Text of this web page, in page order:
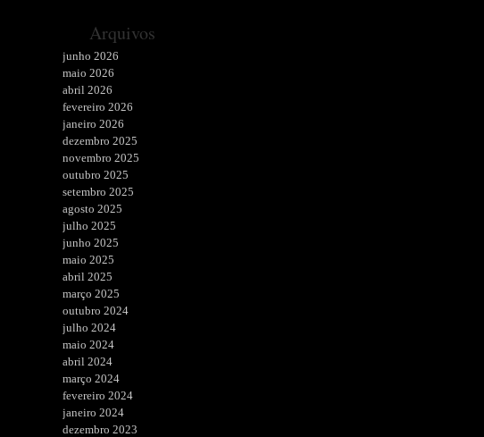
Arquivos
junho 2026
maio 2026
abril 2026
fevereiro 2026
janeiro 2026
dezembro 2025
novembro 2025
outubro 2025
setembro 2025
agosto 2025
julho 2025
junho 2025
maio 2025
abril 2025
março 2025
outubro 2024
julho 2024
maio 2024
abril 2024
março 2024
fevereiro 2024
janeiro 2024
dezembro 2023